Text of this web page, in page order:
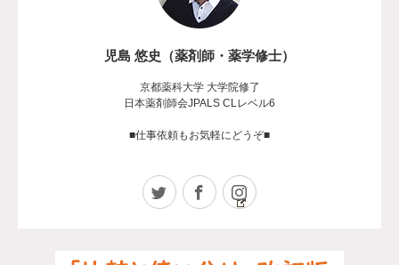
児島 悠史（薬剤師・薬学修士）
京都薬科大学 大学院修了
日本薬剤師会JPALS CLレベル6
■仕事依頼もお気軽にどうぞ■
Twitter Facebook